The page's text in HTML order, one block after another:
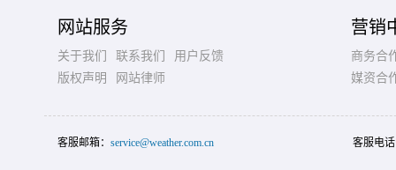
网站服务
关于我们 联系我们
用户反馈
版权声明
网站律师
营销
商务合
媒资合
客服邮箱： service@weather.com.cn 客服电